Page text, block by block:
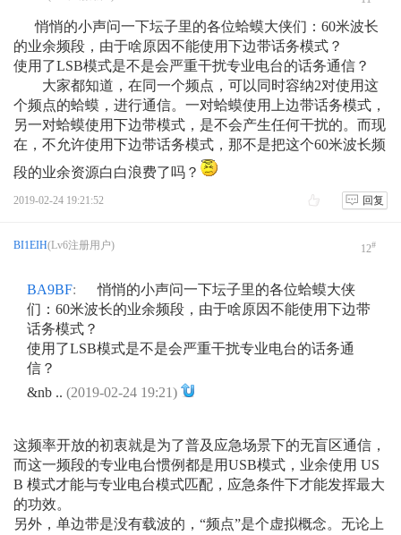
悄悄的小声问一下坛子里的各位蛤蟆大侠们：60米波长
的业余频段，由于啥原因不能使用下边带话务模式？
使用了LSB模式是不是会严重干扰专业电台的话务通信？
大家都知道，在同一个频点，可以同时容纳2对使用这
个频点的蛤蟆，进行通信。一对蛤蟆使用上边带话务模式，
另一对蛤蟆使用下边带模式，是不会产生任何干扰的。而现
在，不允许使用下边带话务模式，那不是把这个60米波长频
段的业余资源白白浪费了吗？
2019-02-24 19:21:52 回复
BI1EIH(Lv6注册用户) 12#
BA9BF: 悄悄的小声问一下坛子里的各位蛤蟆大侠
们：60米波长的业余频段，由于啥原因不能使用下边带
话务模式？
使用了LSB模式是不是会严重干扰专业电台的话务通
信？
&nb .. (2019-02-24 19:21)
这频率开放的初衷就是为了普及应急场景下的无盲区通信，
而这一频段的专业电台惯例都是用USB模式，业余使用 US
B 模式才能与专业电台模式匹配，应急条件下才能发挥最大
的功效。
另外，单边带是没有载波的，“频点”是个虚拟概念。无论上